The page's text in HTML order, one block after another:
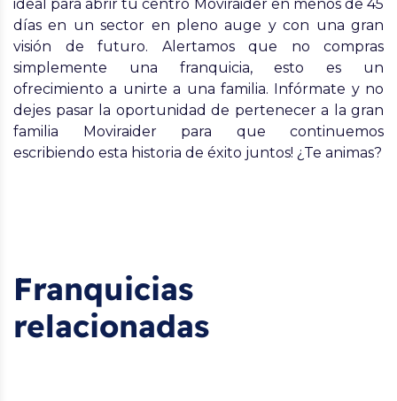
ideal para abrir tu centro Moviraider en menos de 45
días en un sector en pleno auge y con una gran
visión de futuro. Alertamos que no compras
simplemente una franquicia, esto es un
ofrecimiento a unirte a una familia. Infórmate y no
dejes pasar la oportunidad de pertenecer a la gran
familia Moviraider para que continuemos
escribiendo esta historia de éxito juntos! ¿Te animas?
Franquicias
relacionadas